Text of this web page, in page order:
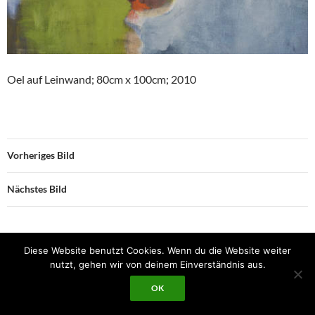
Oel auf Leinwand; 80cm x 100cm; 2010
Vorheriges Bild
Nächstes Bild
Datenschutzerklärung Mit Stolz präsentiert von WordPress
Diese Website benutzt Cookies. Wenn du die Website weiter
nutzt, gehen wir von deinem Einverständnis aus.
OK